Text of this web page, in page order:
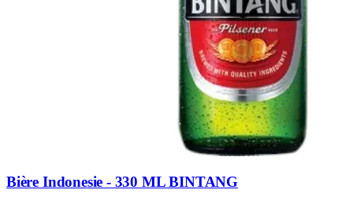
Bière Indonesie - 330 ML BINTANG